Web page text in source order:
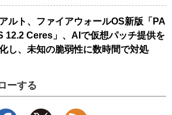
ルト、ファイアウォールOS新版「PA
12.2 Ceres」、AIで仮想パッチ提供を
し、未知の脆弱性に数時間で対処
ーする